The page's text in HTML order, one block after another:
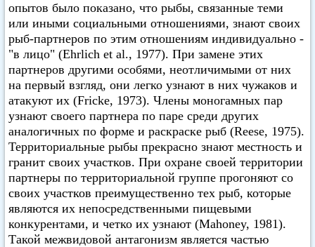
опытов было показано, что рыбы, связанные теми
или иными социальными отношениями, знают своих
рыб-партнеров по этим отношениям индивидуально -
"в лицо" (Ehrlich et al., 1977). При замене этих
партнеров другими особями, неотличимыми от них
на первый взгляд, они легко узнают в них чужаков и
атакуют их (Fricke, 1973). Члены моногамных пар
узнают своего партнера по паре среди других
аналогичных по форме и раскраске рыб (Reese, 1975).
Территориальные рыбы прекрасно знают местность и
гранит своих участков. При охране своей территории
партнеры по территориальной группе прогоняют со
своих участков преимущественно тех рыб, которые
являются их непосредственными пищевыми
конкурентами, и четко их узнают (Mahoney, 1981).
Такой межвидовой антагонизм является частью